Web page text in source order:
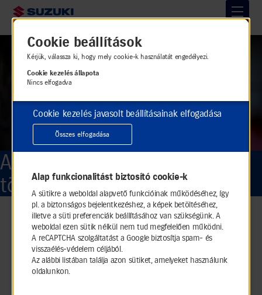
tartalomra
Cookie beállítások
Kérjük, válassza ki, hogy mely cookie-k használatát engedélyezi.
Cookie kezelés állapota
Nincs elfogadva
Cookie kezelés javasolt beállításainak elfogadása
Összes elfogadása
Alap funkcionalitást biztosító cookie-k
A sütikre a weboldal alapvető funkcióinak működéséhez, így
pl. a biztonságos bejelentkezéshez, a képek betöltéséhez,
illetve a süti preferenciák beállításához van szükségünk. A
weboldal ezen sütik nélkül nem tud megfelelően működni.
A reCAPTCHA szolgáltatást a Google biztosítja spam- és
visszaélés-védelem céljából.
Az alábbi listában találja azon sütiket, amelyeket használunk
oldalunkon.
A Magyar Suzuki
története
Történetünk
1990
A Suzuki Csoport megteszi első lépéseit